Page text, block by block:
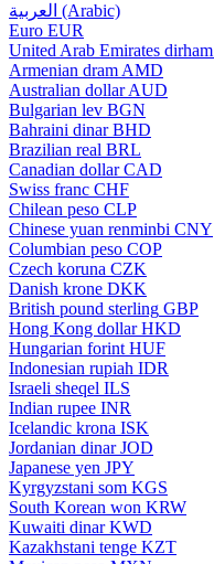
العربية (Arabic)
Euro EUR
United Arab Emirates dirham
Armenian dram AMD
Australian dollar AUD
Bulgarian lev BGN
Bahraini dinar BHD
Brazilian real BRL
Canadian dollar CAD
Swiss franc CHF
Chilean peso CLP
Chinese yuan renminbi CNY
Columbian peso COP
Czech koruna CZK
Danish krone DKK
British pound sterling GBP
Hong Kong dollar HKD
Hungarian forint HUF
Indonesian rupiah IDR
Israeli sheqel ILS
Indian rupee INR
Icelandic krona ISK
Jordanian dinar JOD
Japanese yen JPY
Kyrgyzstani som KGS
South Korean won KRW
Kuwaiti dinar KWD
Kazakhstani tenge KZT